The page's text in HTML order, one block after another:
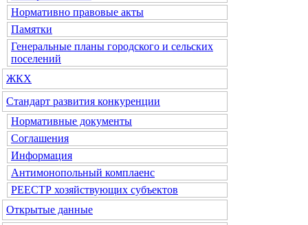
Нормативно правовые акты
Памятки
Генеральные планы городского и сельских
поселений
ЖКХ
Стандарт развития конкуренции
Нормативные документы
Соглашения
Информация
Антимонопольный комплаенс
РЕЕСТР хозяйствующих субъектов
Открытые данные